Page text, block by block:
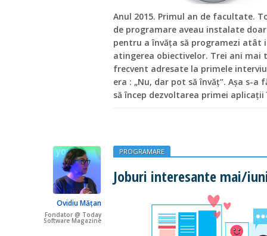
Anul 2015. Primul an de facultate.
de programare aveau instalate doar
pentru a învăța să programezi
atingerea obiectivelor. Trei ani
frecvent adresate la primele
era : „Nu, dar pot să învăț”. Așa s-
să încep dezvoltarea primei aplicații
Ovidiu Mățan
Fondator @ Today
Software Magazine
PROGRAMARE
Joburi interesante mai/